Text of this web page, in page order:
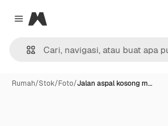
Close menu
Magnific
Rumah/Stok/Foto/Jalan aspal kosong m…